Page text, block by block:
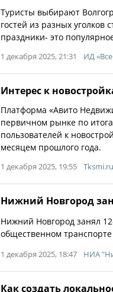
Туристы выбирают
гостей из разных
праздники- это
1 декабря 2025, 21:31 ИД
Интерес к
Платформа «Авито
первичном рынке по
пользователей к
месяцем прошлого года.
1 декабря 2025, 19:55
Нижний Новгород
Нижний Новгород занял
общественном
1 декабря 2025, 18:47 НИА
Как создать